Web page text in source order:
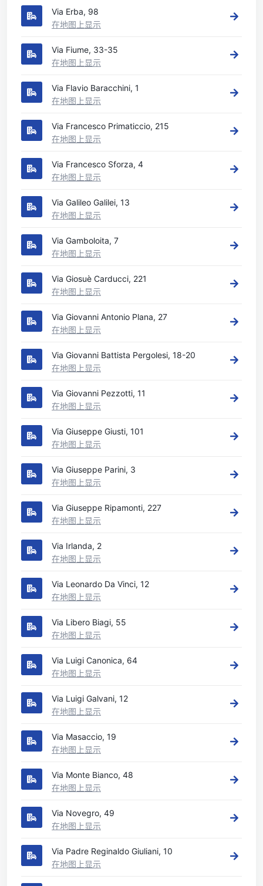
Via Erba, 98
在地图上显示
Via Fiume, 33-35
在地图上显示
Via Flavio Baracchini, 1
在地图上显示
Via Francesco Primaticcio, 215
在地图上显示
Via Francesco Sforza, 4
在地图上显示
Via Galileo Galilei, 13
在地图上显示
Via Gamboloita, 7
在地图上显示
Via Giosuè Carducci, 221
在地图上显示
Via Giovanni Antonio Plana, 27
在地图上显示
Via Giovanni Battista Pergolesi, 18-20
在地图上显示
Via Giovanni Pezzotti, 11
在地图上显示
Via Giuseppe Giusti, 101
在地图上显示
Via Giuseppe Parini, 3
在地图上显示
Via Giuseppe Ripamonti, 227
在地图上显示
Via Irlanda, 2
在地图上显示
Via Leonardo Da Vinci, 12
在地图上显示
Via Libero Biagi, 55
在地图上显示
Via Luigi Canonica, 64
在地图上显示
Via Luigi Galvani, 12
在地图上显示
Via Masaccio, 19
在地图上显示
Via Monte Bianco, 48
在地图上显示
Via Novegro, 49
在地图上显示
Via Padre Reginaldo Giuliani, 10
在地图上显示